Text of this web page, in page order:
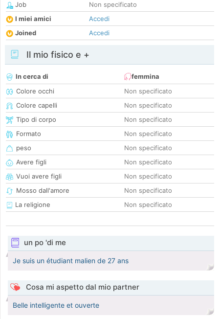
Job
Non specificato
I miei amici
Accedi
Joined
Accedi
Il mio fisico e +
In cerca di
femmina
Colore occhi
Non specificato
Colore capelli
Non specificato
Tipo di corpo
Non specificato
Formato
Non specificato
peso
Non specificato
Avere figli
Non specificato
Vuoi avere figli
Non specificato
Mosso dall'amore
Non specificato
La religione
Non specificato
un po 'di me
Je suis un étudiant malien de 27 ans
Cosa mi aspetto dal mio partner
Belle intelligente et ouverte